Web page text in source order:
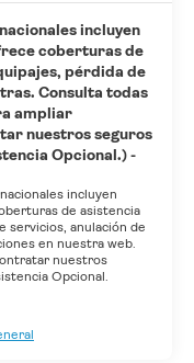
incluyen
coberturas de
pérdida de
Consulta todas
ampliar
nuestros seguros
Opcional.) -
incluyen
de asistencia
servicios, anulación de
en nuestra web.
nuestros
Opcional.